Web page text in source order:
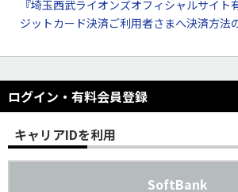
『埼玉西武ライオンズオフィシャルサイト
ジットカード決済ご利用者さまへ決済方法
ログイン・有料会員登録
キャリアIDを利用
SoftBank